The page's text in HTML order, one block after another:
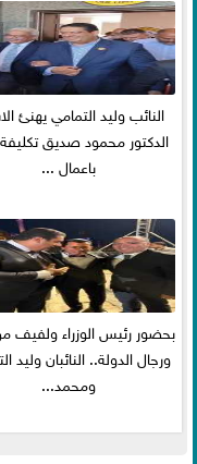
النائب وليد التمامي يهنئ
الدكتور محمود صديق
باعمال ...
بحضور رئيس الوزراء ولفيف
ورجال الدولة.. النائبان وليد
ومحمد...